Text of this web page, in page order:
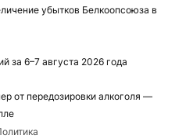
убытков Белкоопсоюза в
за 6–7 августа 2026 года
от передозировки алкоголя —